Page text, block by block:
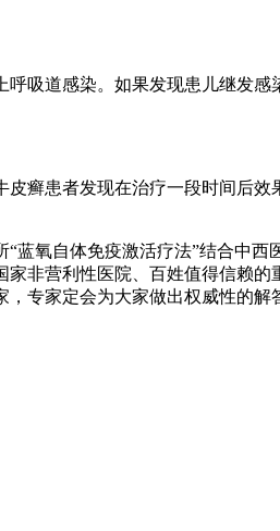
吸道感染。如果发现患儿继发
癣患者发现在治疗一段时间后
蓝氧自体免疫激活疗法”结合中
非营利性医院、百姓值得信赖
专家定会为大家做出权威性的解